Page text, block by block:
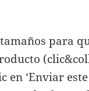
para
en ‘Enviar